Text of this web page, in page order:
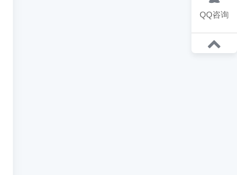
QQ咨询